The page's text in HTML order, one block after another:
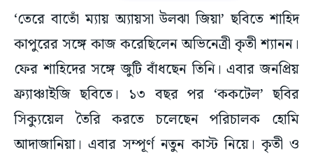
‘তেরে বাতোঁ ম্যায় অ্যায়সা উলঝা জিয়া’ ছবিতে শাহিদ
কাপুরের সঙ্গে কাজ করেছিলেন অভিনেত্রী কৃতী শ্যানন।
ফের শাহিদের সঙ্গে জুটি বাঁধছেন তিনি। এবার জনপ্রিয়
ফ্র্যাঞ্চাইজি ছবিতে। ১৩ বছর পর ‘ককটেল’ ছবির
সিক্যুয়েল তৈরি করতে চলেছেন পরিচালক হোমি
আদাজানিয়া। এবার সম্পূর্ণ নতুন কাস্ট নিয়ে। কৃতী ও